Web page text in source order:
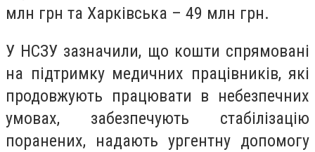
млн грн та Харківська – 49 млн грн.
У НСЗУ зазначили, що кошти спрямовані
на підтримку медичних працівників, які
продовжують працювати в небезпечних
умовах, забезпечують стабілізацію
поранених, надають ургентну допомогу